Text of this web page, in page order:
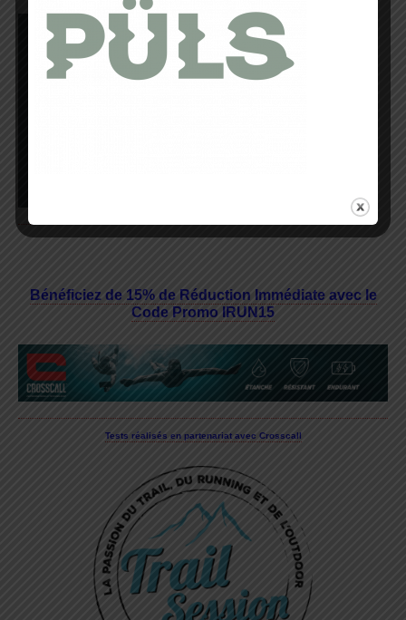
Bénéficiez de 15% de Réduction Immédiate avec le
Code Promo IRUN15
Tests réalisés en partenariat avec Crosscall